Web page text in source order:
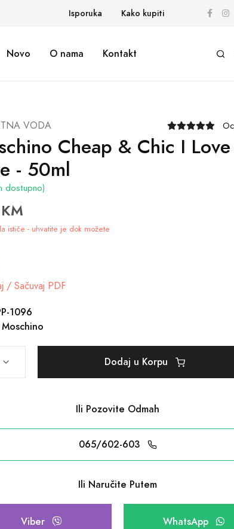
Isporuka Kako kupiti
Novo O nama Kontakt
VODA
Cheap & Chic I Love
- 50ml
dostupno)
ističe - uhvatite je dok možete
/ Sačuvaj PDF
1096
Moschino
Dodaj u Korpu
Ili Pozovite Odmah
065/602-603
Ili Naručite Putem
Viber WhatsApp